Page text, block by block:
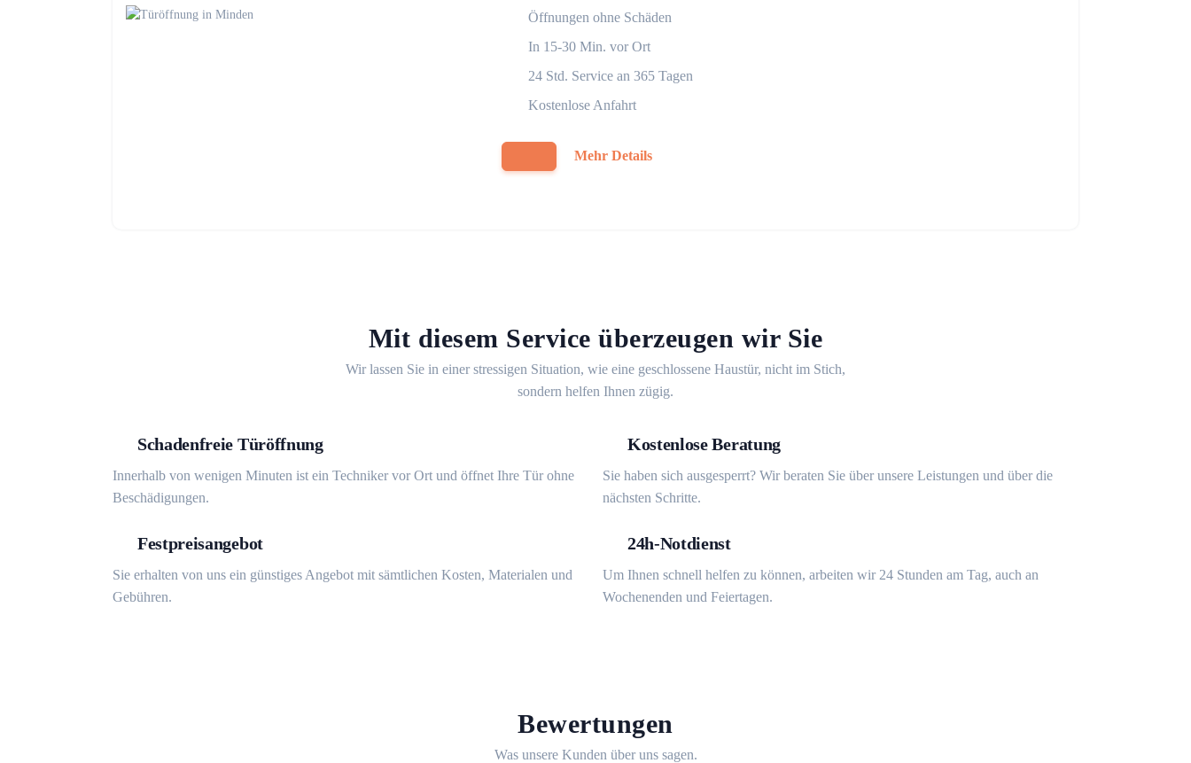
Öffnungen ohne Schäden
In 15-30 Min. vor Ort
24 Std. Service an 365 Tagen
Kostenlose Anfahrt
Mehr Details
Mit diesem Service überzeugen wir Sie
Wir lassen Sie in einer stressigen Situation, wie eine geschlossene Haustür, nicht im Stich,
sondern helfen Ihnen zügig.
Schadenfreie Türöffnung
Innerhalb von wenigen Minuten ist ein Techniker vor Ort und öffnet Ihre Tür ohne
Beschädigungen.
Kostenlose Beratung
Sie haben sich ausgesperrt? Wir beraten Sie über unsere Leistungen und über die
nächsten Schritte.
Festpreisangebot
Sie erhalten von uns ein günstiges Angebot mit sämtlichen Kosten, Materialen und
Gebühren.
24h-Notdienst
Um Ihnen schnell helfen zu können, arbeiten wir 24 Stunden am Tag, auch an
Wochenenden und Feiertagen.
Bewertungen
Was unsere Kunden über uns sagen.